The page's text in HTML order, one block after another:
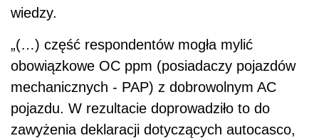
wiedzy.
„(…) część respondentów mogła mylić
obowiązkowe OC ppm (posiadaczy pojazdów
mechanicznych - PAP) z dobrowolnym AC
pojazdu. W rezultacie doprowadziło to do
zawyżenia deklaracji dotyczących autocasco,